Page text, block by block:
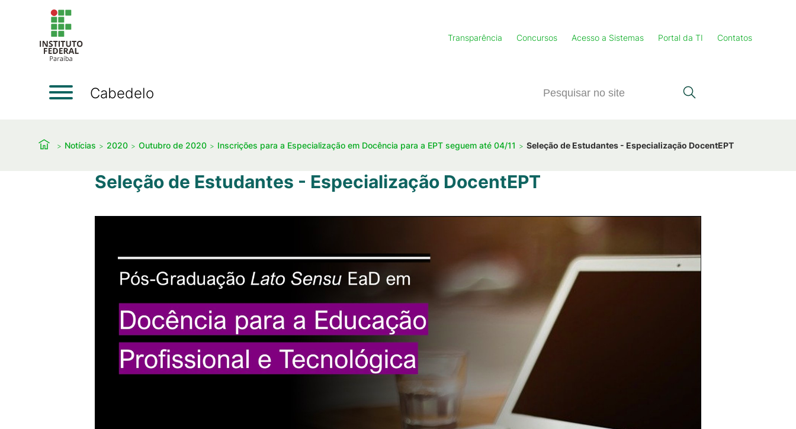
Transparência Concursos Acesso a Sistemas Portal da TI Contatos
Cabedelo
Notícias 2020 Outubro de 2020 Inscrições para a Especialização em Docência para a EPT seguem até 04/11 Seleção de Estudantes - Especialização DocentEPT
Seleção de Estudantes - Especialização DocentEPT